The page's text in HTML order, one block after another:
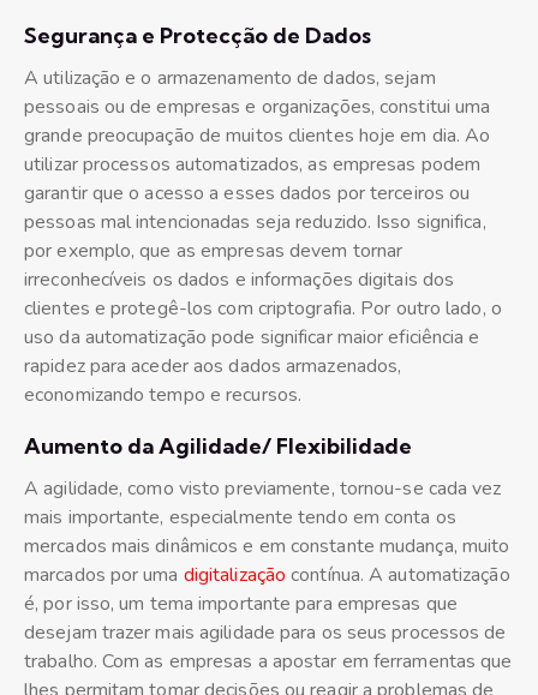
Segurança e Protecção de Dados
A utilização e o armazenamento de dados, sejam
pessoais ou de empresas e organizações, constitui uma
grande preocupação de muitos clientes hoje em dia. Ao
utilizar processos automatizados, as empresas podem
garantir que o acesso a esses dados por terceiros ou
pessoas mal intencionadas seja reduzido. Isso significa,
por exemplo, que as empresas devem tornar
irreconhecíveis os dados e informações digitais dos
clientes e protegê-los com criptografia. Por outro lado, o
uso da automatização pode significar maior eficiência e
rapidez para aceder aos dados armazenados,
economizando tempo e recursos.
Aumento da Agilidade/ Flexibilidade
A agilidade, como visto previamente, tornou-se cada vez
mais importante, especialmente tendo em conta os
mercados mais dinâmicos e em constante mudança, muito
marcados por uma digitalizaçãocontínua. A automatização
é, por isso, um tema importante para empresas que
desejam trazer mais agilidade para os seus processos de
trabalho. Com as empresas a apostar em ferramentas que